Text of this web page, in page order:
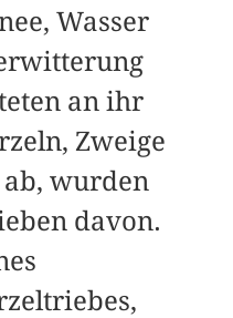
Wasser
an ihr
Zweige
wurden
davon.